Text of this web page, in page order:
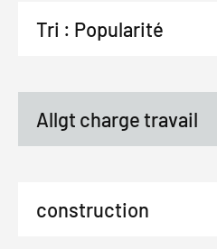
Allgt charge travail
construction